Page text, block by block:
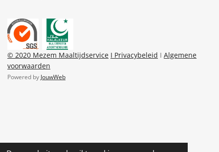
© 2020 Mezem Maaltijdservice I Privacybeleid I Algemene
voorwaarden
Powered by JouwWeb